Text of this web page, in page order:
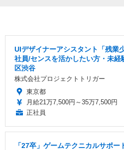
UIデザイナーアシスタント「残業
社員/センスを活かしたい方・未
区渋谷
株式会社プロジェクトトリガー
東京都
月給21万7,500円～35万7,500円
正社員
「27卒」ゲームテクニカルサポ